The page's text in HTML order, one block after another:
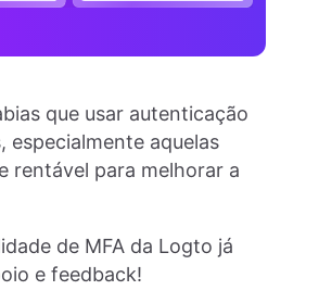
que usar autenticação
especialmente aquelas
rentável para melhorar a
de MFA da Logto já
e feedback!